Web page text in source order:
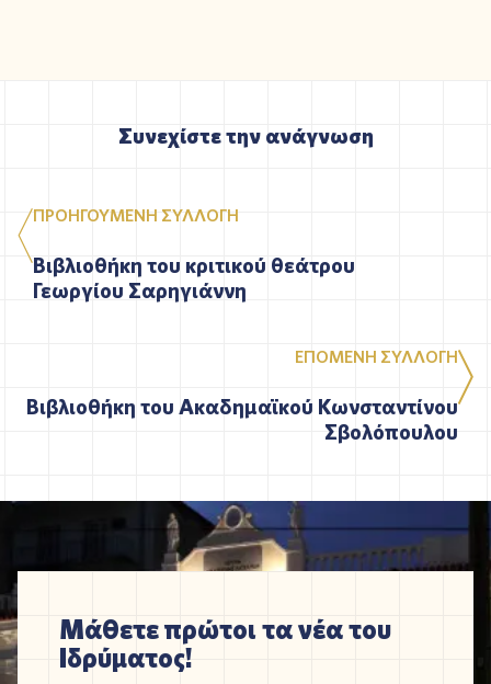
Συνεχίστε την ανάγνωση
ΠΡΟΗΓΟΥΜΕΝΗ ΣΥΛΛΟΓΗ
Βιβλιοθήκη του κριτικού θεάτρου
Γεωργίου Σαρηγιάννη
ΕΠΟΜΕΝΗ ΣΥΛΛΟΓΗ
Βιβλιοθήκη του Ακαδημαϊκού Κωνσταντίνου
Σβολόπουλου
Μάθετε πρώτοι τα νέα του
Ιδρύματος!